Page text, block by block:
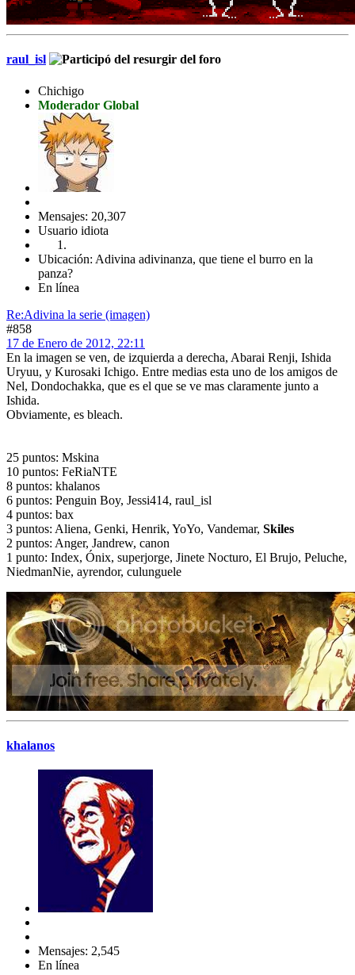
raul_isl
Chichigo
Moderador Global
Mensajes: 20,307
Usuario idiota
Ubicación: Adivina adivinanza, que tiene el burro en la
panza?
En línea
Re:Adivina la serie (imagen)
#858
17 de Enero de 2012, 22:11
En la imagen se ven, de izquierda a derecha, Abarai Renji, Ishida
Uryuu, y Kurosaki Ichigo. Entre medias esta uno de los amigos de
Nel, Dondochakka, que es el que se ve mas claramente junto a
Ishida.
Obviamente, es bleach.
25 puntos: Mskina
10 puntos: FeRiaNTE
8 puntos: khalanos
6 puntos: Penguin Boy, Jessi414, raul_isl
4 puntos: bax
3 puntos: Aliena, Genki, Henrik, YoYo, Vandemar, Skiles
2 puntos: Anger, Jandrew, canon
1 punto: Index, Ónix, superjorge, Jinete Nocturo, El Brujo, Peluche,
NiedmanNie, ayrendor, culunguele
khalanos
Mensajes: 2,545
En línea